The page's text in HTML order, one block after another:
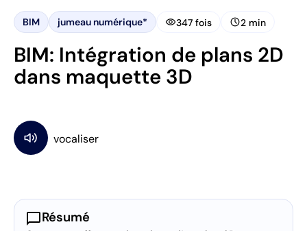
BIM jumeau numérique* visibility347 fois schedule2 min
BIM: Intégration de plans 2D
dans maquette 3D
chat_bubbleRésumé